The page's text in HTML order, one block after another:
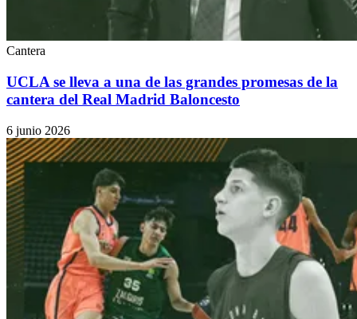
Cantera
UCLA se lleva a una de las grandes promesas de la
cantera del Real Madrid Baloncesto
6 junio 2026